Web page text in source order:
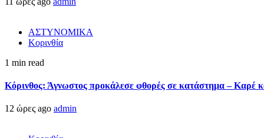
ΑΣΤΥΝΟΜΙΚΑ
Κορινθία
1 min read
Κόρινθος: Άγνωστος προκάλεσε φθορές σε κατάστημα – Καρέ
12 ώρες ago admin